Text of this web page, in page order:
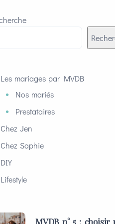
Les mariages par MVDB
Nos mariés
Prestataires
Chez Jen
Chez Sophie
DIY
Lifestyle
MVDB n° 5 : choisir